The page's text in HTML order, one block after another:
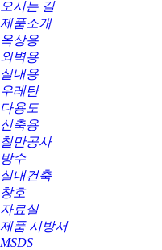
오시는 길
제품소개
옥상용
외벽용
실내용
우레탄
다용도
신축용
칠만공사
방수
실내건축
창호
자료실
제품 시방서
MSDS